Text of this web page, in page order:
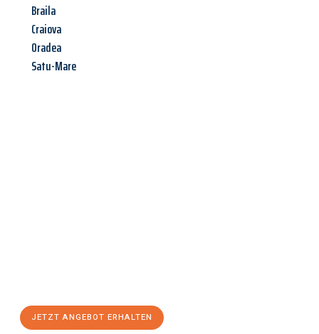
Braila
Craiova
Oradea
Satu-Mare
JETZT ANGEBOT ERHALTEN